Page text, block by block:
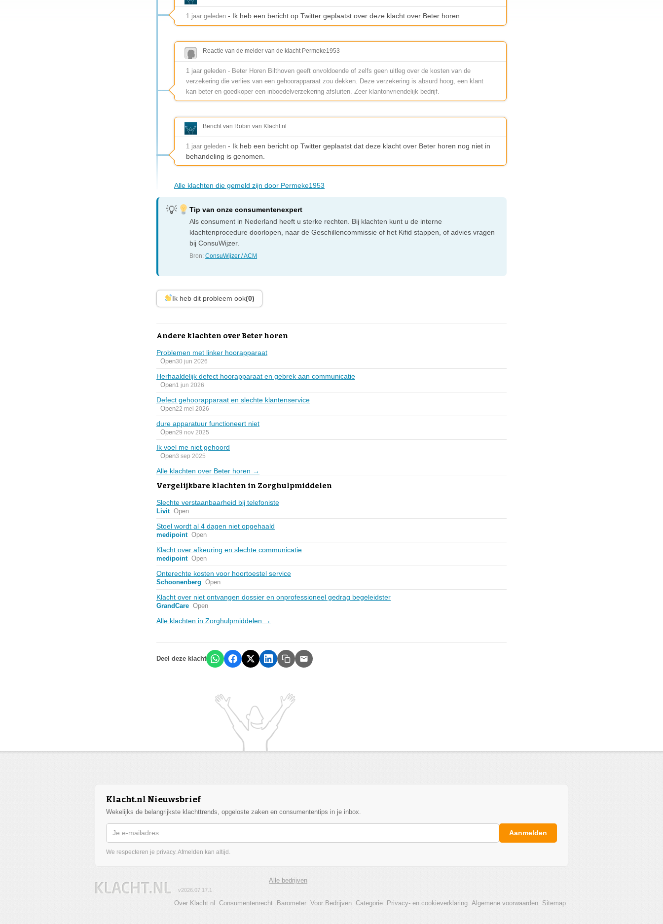
1 jaar geleden - Ik heb een bericht op Twitter geplaatst over deze klacht over Beter horen
Reactie van de melder van de klacht Permeke1953
1 jaar geleden - Beter Horen Bilthoven geeft onvoldoende of zelfs geen uitleg over de kosten van de
verzekering die verlies van een gehoorapparaat zou dekken. Deze verzekering is absurd hoog, een klant
kan beter en goedkoper een inboedelverzekering afsluiten. Zeer klantonvriendelijk bedrijf.
Bericht van Robin van Klacht.nl
1 jaar geleden - Ik heb een bericht op Twitter geplaatst dat deze klacht over Beter horen nog niet in
behandeling is genomen.
Alle klachten die gemeld zijn door Permeke1953
Tip van onze consumentenexpert
Als consument in Nederland heeft u sterke rechten. Bij klachten kunt u de interne
klachtenprocedure doorlopen, naar de Geschillencommissie of het Kifid stappen, of advies vragen
bij ConsuWijzer.
Bron:ConsuWijzer / ACM
Ik heb dit probleem ook(0)
Andere klachten over Beter horen
Problemen met linker hoorapparaat
Open30 jun 2026
Herhaaldelijk defect hoorapparaat en gebrek aan communicatie
Open1 jun 2026
Defect gehoorapparaat en slechte klantenservice
Open22 mei 2026
dure apparatuur functioneert niet
Open29 nov 2025
Ik voel me niet gehoord
Open3 sep 2025
Alle klachten over Beter horen →
Vergelijkbare klachten in Zorghulpmiddelen
Slechte verstaanbaarheid bij telefoniste
Livit Open
Stoel wordt al 4 dagen niet opgehaald
medipoint Open
Klacht over afkeuring en slechte communicatie
medipoint Open
Onterechte kosten voor hoortoestel service
Schoonenberg Open
Klacht over niet ontvangen dossier en onprofessioneel gedrag begeleidster
GrandCare Open
Alle klachten in Zorghulpmiddelen →
Deel deze klacht
Klacht.nl Nieuwsbrief
Wekelijks de belangrijkste klachttrends, opgeloste zaken en consumententips in je inbox.
Aanmelden
We respecteren je privacy. Afmelden kan altijd.
Alle bedrijven
v2026.07.17.1
Over Klacht.nl Consumentenrecht Barometer Voor Bedrijven Categorie Privacy- en cookieverklaring Algemene voorwaarden Sitemap